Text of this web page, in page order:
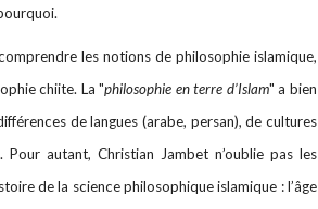
les notions de philosophie islamique,
chiite. La "philosophie en terre d’Islam" a bien
de langues (arabe, persan), de cultures
autant, Christian Jambet n’oublie pas les
de la science philosophique islamique : l’âge